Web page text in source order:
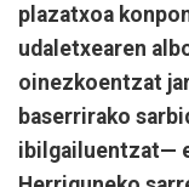
plazatxoa
udaletxearen
oinezkoentzat
baserrirako
ibilgailuentzat—